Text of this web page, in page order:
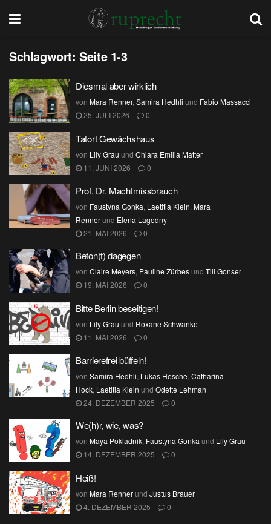
Schlagwort:Seite 1-3
Diesmal aber wirklich
von Mara Renner, Samira Hedhli und Fabio Massacci
25. JULI 2026
0
Tatort Gewächshaus
von Lily Grau und Chiara Emilia Matter
11. JUNI 2026
0
Prof. Dr. Machtmissbrauch
von Faustyna Gonka, Laetitia Klein, Mara
Rennerund Elena Lagodny
21. MAI 2026
0
Beton(t) dagegen
von Claire Meyers, Pauline Zürbesund Till Gonser
19. MAI 2026
0
Bitte Berlin beseitigen!
von Lily Grau und Roxane Schwanke
11. MAI 2026
0
Barrierefrei büffeln!
von Samira Hedhli, Lukas Hesche, Catharina
Hock, Laetitia Klein und Odette Lehman
24. DEZEMBER 2025
0
We(h)r, wie, was?
von Maya Pokladnik, Faustyna Gonka und Lily Grau
14. DEZEMBER 2025
0
Heiß!
von Mara Rennerund Justus Brauer
4. DEZEMBER 2025
0